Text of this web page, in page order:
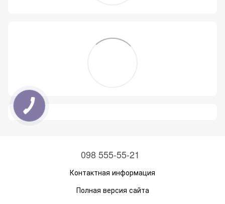
098 555-55-21
Контактная информация
Полная версия сайта